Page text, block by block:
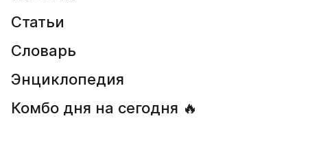
Статьи
Словарь
Энциклопедия
Комбо дня на сегодня 🔥